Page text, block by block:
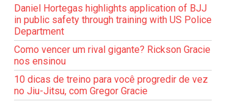
Daniel Hortegas highlights application of BJJ
in public safety through training with US Police
Department
Como vencer um rival gigante? Rickson Gracie
nos ensinou
10 dicas de treino para você progredir de vez
no Jiu-Jitsu, com Gregor Gracie